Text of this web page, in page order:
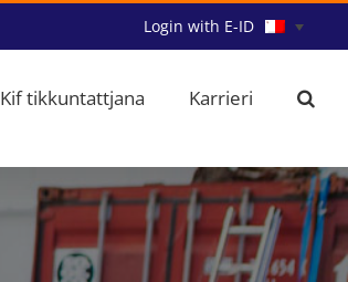
Login with E-ID
Kif tikkuntattjana Karrieri